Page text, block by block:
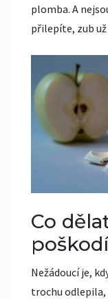
plomba. A
přilepíte, zub
Co
Nežádoucí je,
trochu odlepila,